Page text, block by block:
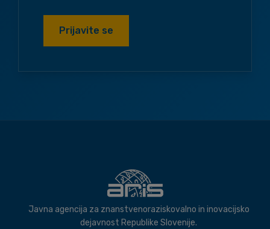
Prijavite se
Javna agencija za znanstvenoraziskovalno in inovacijsko
dejavnost Republike Slovenije.